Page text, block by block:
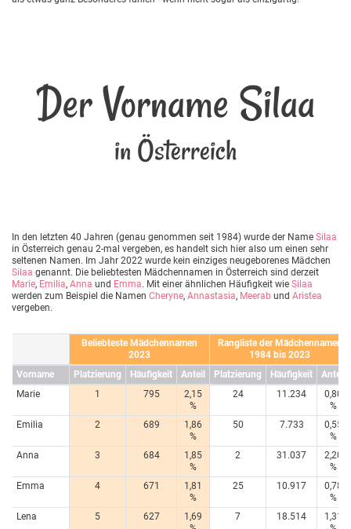
Der Vorname Silaa
in Österreich
In den letzten 40 Jahren (genau genommen seit 1984) wurde der Name Silaa
in Österreich genau 2-mal vergeben, es handelt sich hier also um einen sehr
seltenen Namen. Im Jahr 2022 wurde kein einziges neugeborenes Mädchen
Silaa genannt. Die beliebtesten Mädchennamen in Österreich sind derzeit
Marie, Emilia, Anna und Emma. Mit einer ähnlichen Häufigkeit wie Silaa
werden zum Beispiel die Namen Cheryne, Annastasia, Meerab und Aristea
vergeben.
Beliebteste Mädchennamen
2023
Rangliste der Mädchennamen
1984 bis 2023
Vorname
Platzierung Häufigkeit Anteil Platzierung Häufigkeit
Anteil
Marie
1 795
2,15
%
24 11.234
0,80
%
Emilia
2 689
1,86
%
50 7.733
0,55
%
Anna
3 684
1,85
%
2 31.037
2,20
%
Emma
4 671
1,81
%
25 10.917
0,78
%
Lena
5 627
1,69
7 18.514
1,31